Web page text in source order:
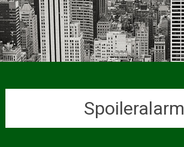
Spoileralarm